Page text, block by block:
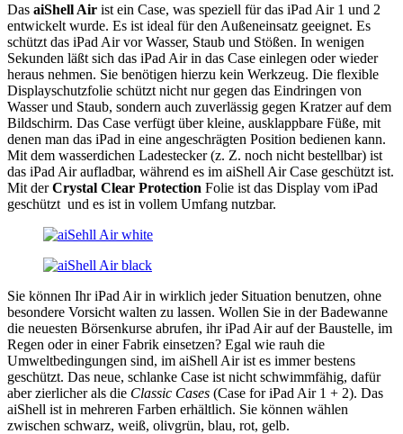
Das aiShell Air ist ein Case, was speziell für das iPad Air 1 und 2
entwickelt wurde. Es ist ideal für den Außeneinsatz geeignet. Es
schützt das iPad Air vor Wasser, Staub und Stößen. In wenigen
Sekunden läßt sich das iPad Air in das Case einlegen oder wieder
heraus nehmen. Sie benötigen hierzu kein Werkzeug. Die flexible
Displayschutzfolie schützt nicht nur gegen das Eindringen von
Wasser und Staub, sondern auch zuverlässig gegen Kratzer auf dem
Bildschirm. Das Case verfügt über kleine, ausklappbare Füße, mit
denen man das iPad in eine angeschrägten Position bedienen kann.
Mit dem wasserdichen Ladestecker (z. Z. noch nicht bestellbar) ist
das iPad Air aufladbar, während es im aiShell Air Case geschützt ist.
Mit derCrystal Clear Protection Folie ist das Display vom iPad
geschützt und es ist in vollem Umfang nutzbar.
Sie können Ihr iPad Air in wirklich jeder Situation benutzen, ohne
besondere Vorsicht walten zu lassen. Wollen Sie in der Badewanne
die neuesten Börsenkurse abrufen, ihr iPad Air auf der Baustelle, im
Regen oder in einer Fabrik einsetzen? Egal wie rauh die
Umweltbedingungen sind, im aiShell Air ist es immer bestens
geschützt. Das neue, schlanke Case ist nicht schwimmfähig, dafür
aber zierlicher als die Classic Cases (Case for iPad Air 1 + 2). Das
aiShell ist in mehreren Farben erhältlich. Sie können wählen
zwischen schwarz, weiß, olivgrün, blau, rot, gelb.